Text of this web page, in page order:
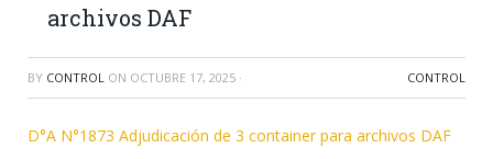
archivos DAF
BY CONTROL ON OCTUBRE 17, 2025 · CONTROL
D°A N°1873 Adjudicación de 3 container para archivos DAF